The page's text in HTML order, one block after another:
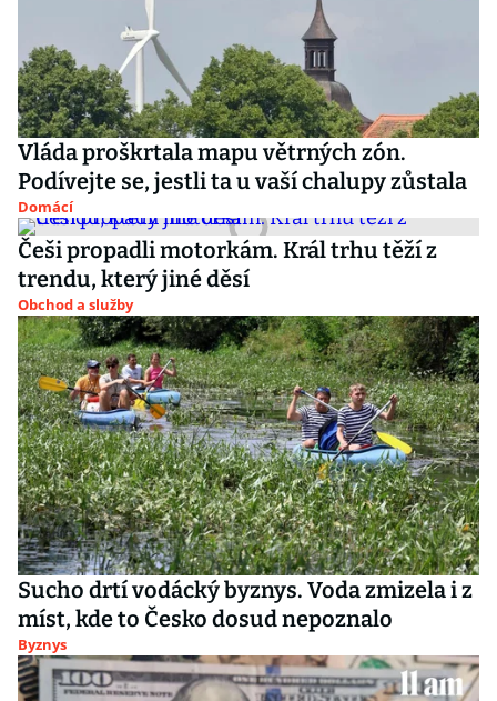
Vláda proškrtala mapu větrných zón.
Podívejte se, jestli ta u vaší chalupy zůstala
Domácí
Češi propadli motorkám. Král trhu těží z
trendu, který jiné děsí
Obchod a služby
Sucho drtí vodácký byznys. Voda zmizela i z
míst, kde to Česko dosud nepoznalo
Byznys